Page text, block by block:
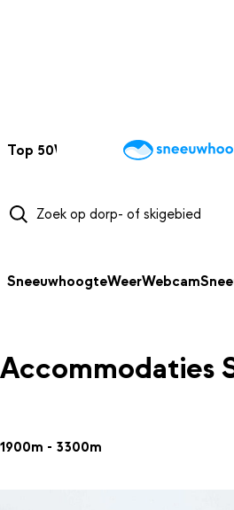
Top 50Webcams Wintersportweer
SneeuwhoogteWeerWebcam
Accommodaties
1900m - 3300m